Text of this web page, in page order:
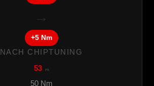
→
+5 Nm
NACH CHIPTUNING
53
PS
50 Nm